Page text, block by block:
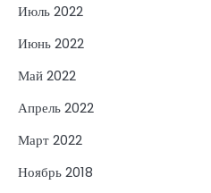
Июль 2022
Июнь 2022
Май 2022
Апрель 2022
Март 2022
Ноябрь 2018